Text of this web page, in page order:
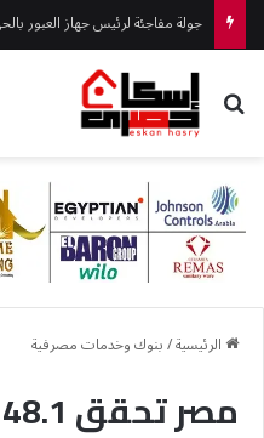
بحث عن
الرئيسية/بنوك وخدمات مصرفية